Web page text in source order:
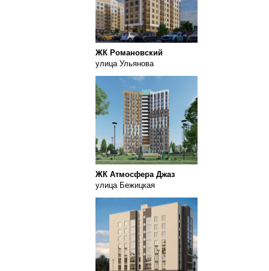
ЖК Романовский
улица Ульянова
ЖК Атмосфера Джаз
улица Бежицкая